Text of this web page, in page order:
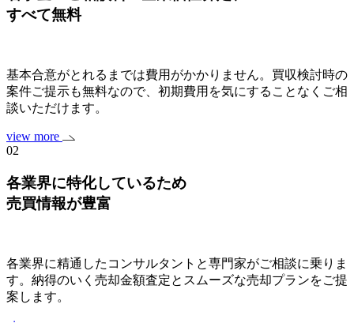
すべて無料
基本合意がとれるまでは費用がかかりません。買収検討時の
案件ご提示も無料なので、初期費用を気にすることなくご相
談いただけます。
view more
02
各業界に特化しているため
売買情報が豊富
各業界に精通したコンサルタントと専門家がご相談に乗りま
す。納得のいく売却金額査定とスムーズな売却プランをご提
案します。